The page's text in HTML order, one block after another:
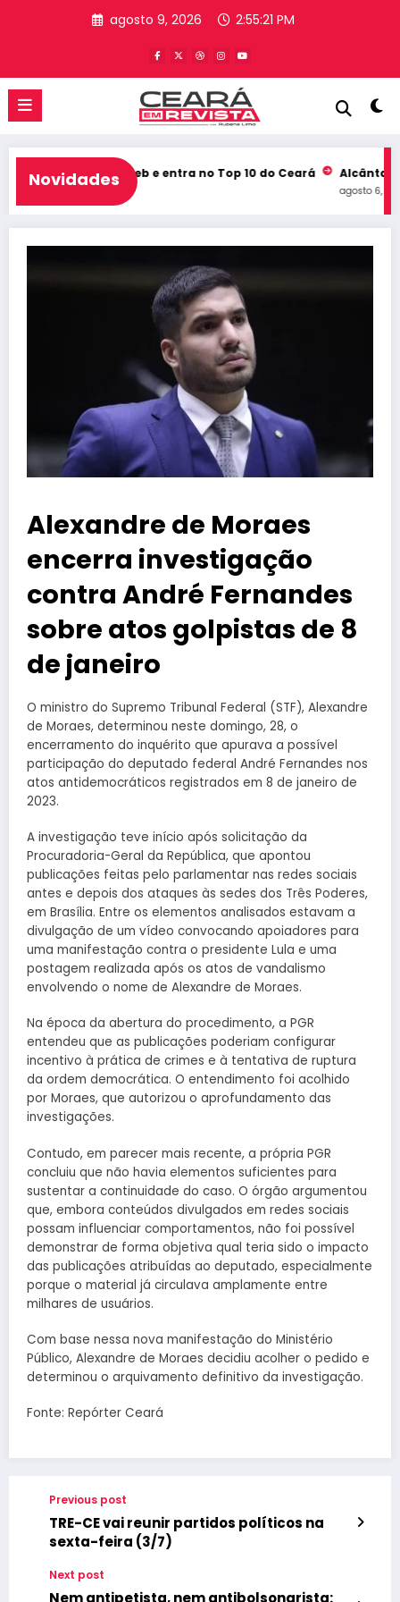
agosto 9, 2026 2:55:22 PM
Novidades
história no Ideb e entra no Top 10 do Ceará Alcântaras
agosto 6, 2026
Alexandre de Moraes
encerra investigação
contra André Fernandes
sobre atos golpistas de 8
de janeiro
O ministro do Supremo Tribunal Federal (STF), Alexandre
de Moraes, determinou neste domingo, 28, o
encerramento do inquérito que apurava a possível
participação do deputado federal André Fernandes nos
atos antidemocráticos registrados em 8 de janeiro de
2023.
A investigação teve início após solicitação da
Procuradoria-Geral da República, que apontou
publicações feitas pelo parlamentar nas redes sociais
antes e depois dos ataques às sedes dos Três Poderes,
em Brasília. Entre os elementos analisados estavam a
divulgação de um vídeo convocando apoiadores para
uma manifestação contra o presidente Lula e uma
postagem realizada após os atos de vandalismo
envolvendo o nome de Alexandre de Moraes.
Na época da abertura do procedimento, a PGR
entendeu que as publicações poderiam configurar
incentivo à prática de crimes e à tentativa de ruptura
da ordem democrática. O entendimento foi acolhido
por Moraes, que autorizou o aprofundamento das
investigações.
Contudo, em parecer mais recente, a própria PGR
concluiu que não havia elementos suficientes para
sustentar a continuidade do caso. O órgão argumentou
que, embora conteúdos divulgados em redes sociais
possam influenciar comportamentos, não foi possível
demonstrar de forma objetiva qual teria sido o impacto
das publicações atribuídas ao deputado, especialmente
porque o material já circulava amplamente entre
milhares de usuários.
Com base nessa nova manifestação do Ministério
Público, Alexandre de Moraes decidiu acolher o pedido e
determinou o arquivamento definitivo da investigação.
Fonte: Repórter Ceará
Previous post
TRE-CE vai reunir partidos políticos na
sexta-feira (3/7)
Next post
Nem antipetista, nem antibolsonarista: